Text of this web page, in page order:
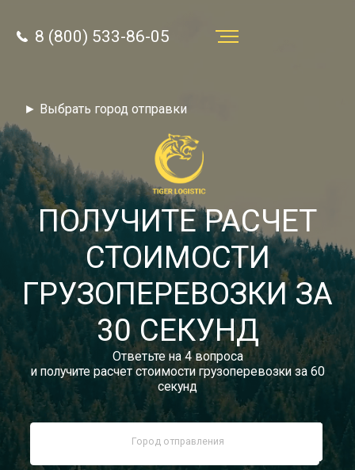
8 (800) 533-86-05
Звонок по России бесплатный
autotransport24@yandex.ru
Заказать звонок
Тарифы
Отзывы
Статьи
Новости
Документы
Контакты
► Выбрать город отправки
8 (800) 533-86-05
ПОЛУЧИТЕ РАСЧЕТ
СТОИМОСТИ
ГРУЗОПЕРЕВОЗКИ ЗА
30 СЕКУНД
Ответьте на 4 вопроса
и получите расчет стоимости грузоперевозки за 60
секунд